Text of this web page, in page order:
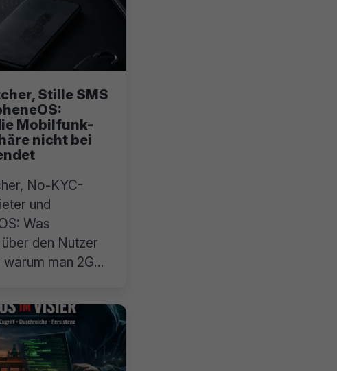
Stille SMS
Mobilfunk-
nicht bei
No-KYC-
und
Was
den Nutzer
man 2G